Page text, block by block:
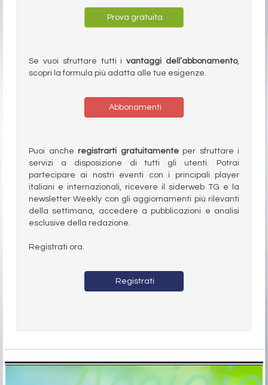
Prova gratuita
Se vuoi sfruttare tutti ivantaggi dell’abbonamento,
scopri la formula più adatta alle tue esigenze.
Abbonamenti
Puoi anche registrarti gratuitamenteper sfruttare i
servizi a disposizione di tutti gli utenti. Potrai
partecipare ai nostri eventi con i principali player
italiani e internazionali, ricevere il siderweb TG e la
newsletter Weekly con gli aggiornamenti più rilevanti
della settimana, accedere a pubblicazioni e analisi
esclusive della redazione.
Registrati ora.
Registrati